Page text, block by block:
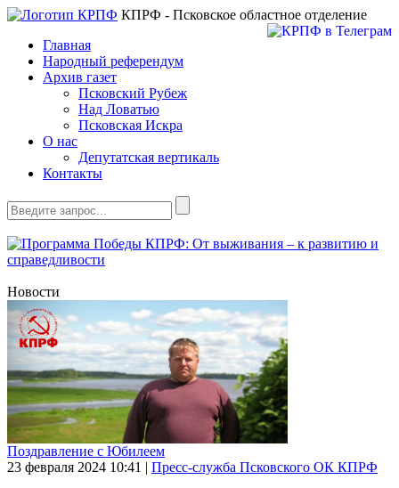
КПРФ - Псковское областное отделение
Главная
Народный референдум
Архив газет
Псковский Рубеж
Над Ловатью
Псковская Искра
О нас
Депутатская вертикаль
Контакты
Новости
Поздравление с Юбилеем
23 февраля 2024 10:41 | Пресс-служба Псковского ОК КПРФ